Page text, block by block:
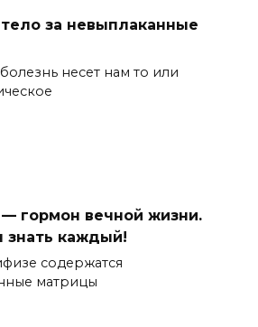
за невыплаканные
несет нам то или
гормон вечной жизни.
знать каждый!
содержатся
матрицы